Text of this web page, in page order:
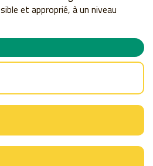
et approprié, à un niveau